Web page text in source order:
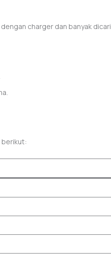
charger dan banyak dicari
berikut: